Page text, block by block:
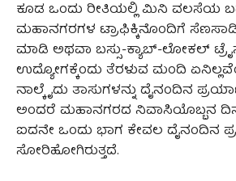
ಕೂಡ ಒಂದು ರೀತಿಯಲ್ಲಿ ಮಿನಿ ವಲಸೆಯ
ಮಹಾನಗರಗಳ ಟ್ರಾಫಿಕ್ಕಿನೊಂದಿಗೆ
ಮಾಡಿ ಅಥವಾ ಬಸ್ಸು-ಕ್ಯಾಬ್-ಲೋಕಲ್
ಉದ್ಯೋಗಕ್ಕೆಂದು ತೆರಳುವ ಮಂದಿ
ನಾಲ್ಕೈದು ತಾಸುಗಳನ್ನು ದೈನಂದಿನ
ಅಂದರೆ ಮಹಾನಗರದ ನಿವಾಸಿಯೊಬ್ಬನ
ಐದನೇ ಒಂದು ಭಾಗ ಕೇವಲ ದೈನಂದಿನ
ಸೋರಿಹೋಗಿರುತ್ತದೆ.